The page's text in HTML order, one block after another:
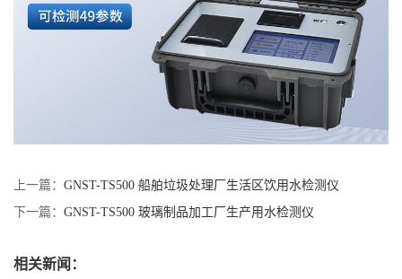
上一篇： GNST-TS500 船舶垃圾处理厂生活区饮用水检测仪
下一篇： GNST-TS500 玻璃制品加工厂生产用水检测仪
相关新闻：